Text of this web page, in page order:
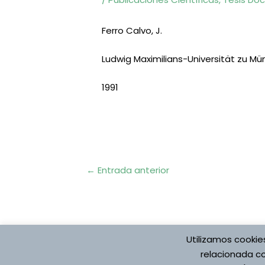
Ferro Calvo, J.
Ludwig Maximilians-Universität zu
1991
Navegación
← Entrada anterior
Aviso Legal
Utilizamos
relacionada